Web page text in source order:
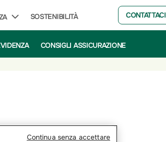
SOSTENIBILITÀ CONTATTACI
CONSIGLI ASSICURAZIONE
Continua senza accettare